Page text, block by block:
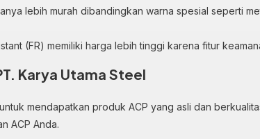
lebih murah dibandingkan warna spesial seperti
(FR) memiliki harga lebih tinggi karena fitur
Karya Utama Steel
mendapatkan produk ACP yang asli dan
ACP Anda.